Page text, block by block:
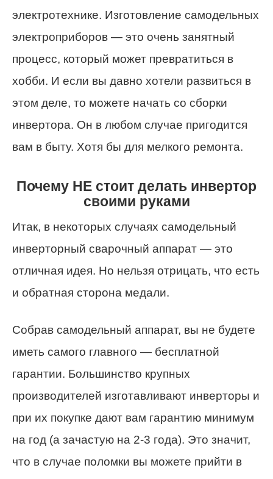
электротехнике. Изготовление самодельных
электроприборов — это очень занятный
процесс, который может превратиться в
хобби. И если вы давно хотели развиться в
этом деле, то можете начать со сборки
инвертора. Он в любом случае пригодится
вам в быту. Хотя бы для мелкого ремонта.
Почему НЕ стоит делать инвертор
своими руками
Итак, в некоторых случаях самодельный
инверторный сварочный аппарат — это
отличная идея. Но нельзя отрицать, что есть
и обратная сторона медали.
Собрав самодельный аппарат, вы не будете
иметь самого главного — бесплатной
гарантии. Большинство крупных
производителей изготавливают инверторы и
при их покупке дают вам гарантию минимум
на год (а зачастую на 2-3 года). Это значит,
что в случае поломки вы можете прийти в